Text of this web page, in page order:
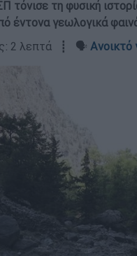
τη φυσική
έντονα γεωλογικά
2 λεπτά ┋ 🗣️ Ανοικτό